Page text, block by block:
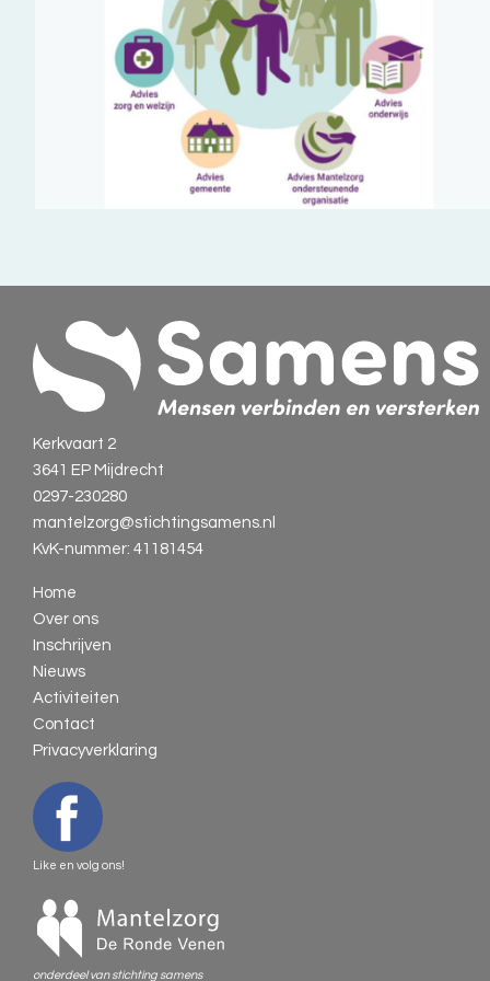
Kerkvaart 2
3641 EP Mijdrecht
0297-230280
mantelzorg@stichtingsamens.nl
KvK-nummer: 41181454
Home
Over ons
Inschrijven
Nieuws
Activiteiten
Contact
Privacyverklaring
Like en volg ons!
onderdeel van stichting samens